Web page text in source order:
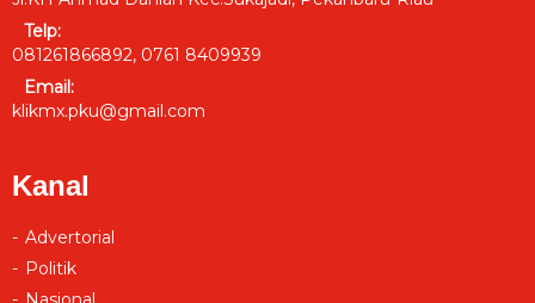
Telp:
081261866892, 0761 8409939
Email:
klikmx.pku@gmail.com
Kanal
Advertorial
Politik